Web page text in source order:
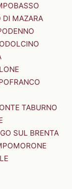
DI MAZARA
TABURNO
SUL BRENTA